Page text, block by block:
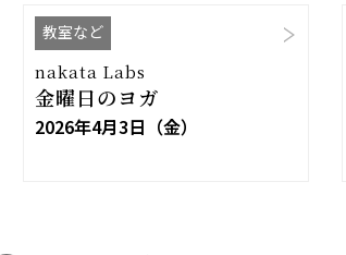
教室など
nakata Labs
金曜日のヨガ
2026年4月3日（金）